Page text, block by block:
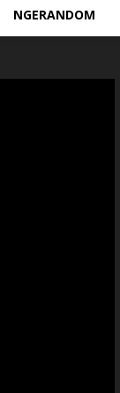
NGERANDOM